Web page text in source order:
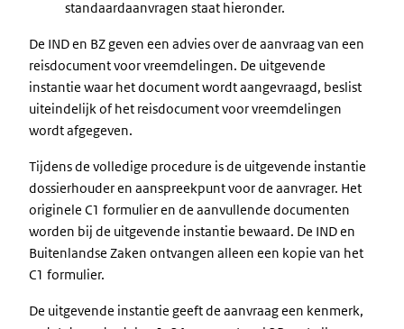
standaardaanvragen staat hieronder.
De IND en BZ geven een advies over de aanvraag van een
reisdocument voor vreemdelingen. De uitgevende
instantie waar het document wordt aangevraagd, beslist
uiteindelijk of het reisdocument voor vreemdelingen
wordt afgegeven.
Tijdens de volledige procedure is de uitgevende instantie
dossierhouder en aanspreekpunt voor de aanvrager. Het
originele C1 formulier en de aanvullende documenten
worden bij de uitgevende instantie bewaard. De IND en
Buitenlandse Zaken ontvangen alleen een kopie van het
C1 formulier.
De uitgevende instantie geeft de aanvraag een kenmerk,